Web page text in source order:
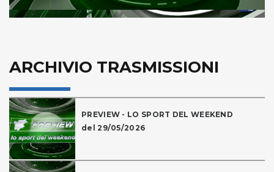
ARCHIVIO TRASMISSIONI
PREVIEW - LO SPORT DEL WEEKEND
del 29/05/2026